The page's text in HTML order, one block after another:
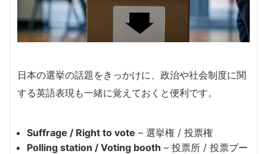
日本の選挙の話題をきっかけに、政治や社会制度に関
する英語表現も一緒に覚えておくと便利です。
Suffrage / Right to vote – 選挙権 / 投票権
Polling station / Voting booth – 投票所 / 投票ブー